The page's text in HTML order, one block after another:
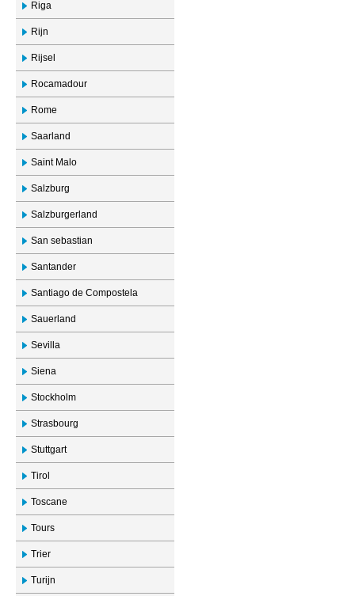
Riga
Rijn
Rijsel
Rocamadour
Rome
Saarland
Saint Malo
Salzburg
Salzburgerland
San sebastian
Santander
Santiago de Compostela
Sauerland
Sevilla
Siena
Stockholm
Strasbourg
Stuttgart
Tirol
Toscane
Tours
Trier
Turijn